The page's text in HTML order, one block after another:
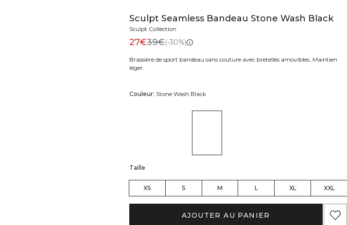
Sculpt Seamless Bandeau Stone Wash Black
Sculpt Collection
27€39€(-30%)
Brassière de sport bandeau sans couture avec bretelles amovibles. Maintien
léger.
Couleur: Stone Wash Black
Taille
XS S M L XL XXL
AJOUTER AU PANIER